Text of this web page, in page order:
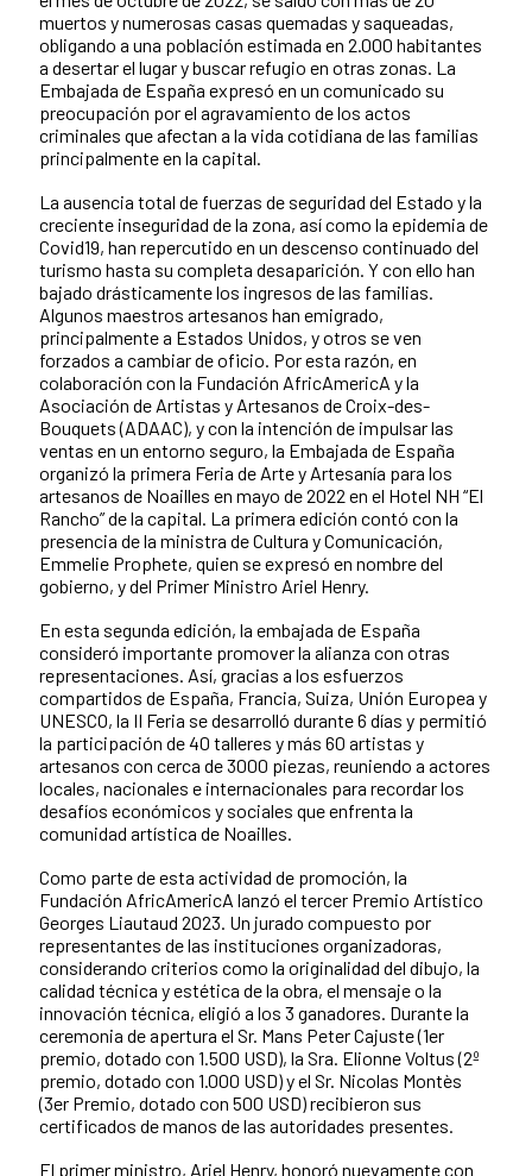
muertos y numerosas casas quemadas y saqueadas,
obligando a una población estimada en 2.000 habitantes
a desertar el lugar y buscar refugio en otras zonas. La
Embajada de España expresó en un comunicado su
preocupación por el agravamiento de los actos
criminales que afectan a la vida cotidiana de las familias
principalmente en la capital.
La ausencia total de fuerzas de seguridad del Estado y la
creciente inseguridad de la zona, así como la epidemia de
Covid19, han repercutido en un descenso continuado del
turismo hasta su completa desaparición. Y con ello han
bajado drásticamente los ingresos de las familias.
Algunos maestros artesanos han emigrado,
principalmente a Estados Unidos, y otros se ven
forzados a cambiar de oficio. Por esta razón, en
colaboración con la Fundación AfricAmericA y la
Asociación de Artistas y Artesanos de Croix-des-
Bouquets (ADAAC), y con la intención de impulsar las
ventas en un entorno seguro, la Embajada de España
organizó la primera Feria de Arte y Artesanía para los
artesanos de Noailles en mayo de 2022 en el Hotel NH “El
Rancho” de la capital. La primera edición contó con la
presencia de la ministra de Cultura y Comunicación,
Emmelie Prophete, quien se expresó en nombre del
gobierno, y del Primer Ministro Ariel Henry.
En esta segunda edición, la embajada de España
consideró importante promover la alianza con otras
representaciones. Así, gracias a los esfuerzos
compartidos de España, Francia, Suiza, Unión Europea y
UNESCO, la II Feria se desarrolló durante 6 días y permitió
la participación de 40 talleres y más 60 artistas y
artesanos con cerca de 3000 piezas, reuniendo a actores
locales, nacionales e internacionales para recordar los
desafíos económicos y sociales que enfrenta la
comunidad artística de Noailles.
Como parte de esta actividad de promoción, la
Fundación AfricAmericA lanzó el tercer Premio Artístico
Georges Liautaud 2023. Un jurado compuesto por
representantes de las instituciones organizadoras,
considerando criterios como la originalidad del dibujo, la
calidad técnica y estética de la obra, el mensaje o la
innovación técnica, eligió a los 3 ganadores. Durante la
ceremonia de apertura el Sr. Mans Peter Cajuste (1er
premio, dotado con 1.500 USD), la Sra. Elionne Voltus (2º
premio, dotado con 1.000 USD) y el Sr. Nicolas Montès
(3er Premio, dotado con 500 USD) recibieron sus
certificados de manos de las autoridades presentes.
El primer ministro, Ariel Henry, honoró nuevamente con